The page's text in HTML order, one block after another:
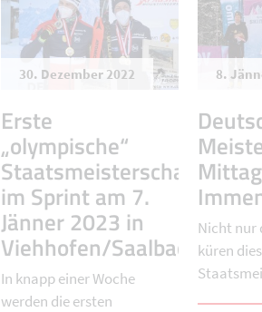
30. Dezember 2022
Erste
„olympische“
Staatsmeisterschaften
im Sprint am 7.
Jänner 2023 in
Viehhofen/Saalbach
In knapp einer Woche
werden die ersten
8.
Nicht nur
küren